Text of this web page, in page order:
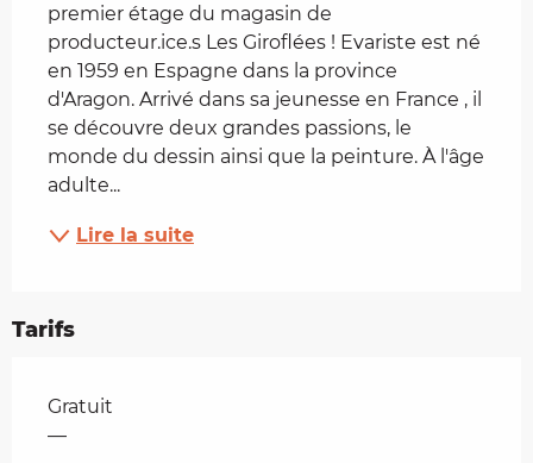
premier étage du magasin de
producteur.ice.s Les Giroflées ! Evariste est né
en 1959 en Espagne dans la province
d'Aragon. Arrivé dans sa jeunesse en France , il
se découvre deux grandes passions, le
monde du dessin ainsi que la peinture. À l'âge
adulte...
Lire la suite
Tarifs
Tarifs 2026
Gratuit
—